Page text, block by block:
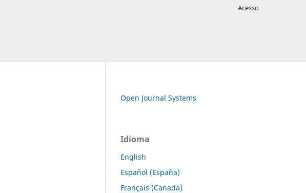
Acesso
Open Journal Systems
Idioma
English
Español (España)
Français (Canada)